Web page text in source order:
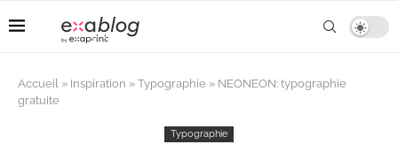
Accueil » Inspiration » Typographie » NEONEON: typographie
gratuite
Typographie